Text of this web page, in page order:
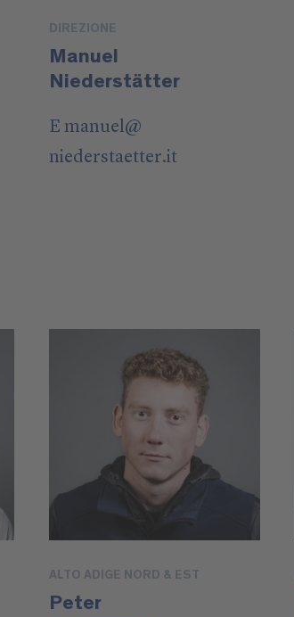
DIREZIONE
Manuel
Niederstätter
E manuel@
niederstaetter.it
ALTO ADIGE NORD & EST
Peter